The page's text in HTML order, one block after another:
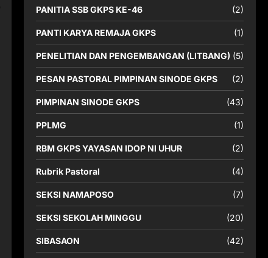
PANITIA SSB GKPS KE-46 (2)
PANTI KARYA REMAJA GKPS (1)
PENELITIAN DAN PENGEMBANGAN (LITBANG) (5)
PESAN PASTORAL PIMPINAN SINODE GKPS (2)
PIMPINAN SINODE GKPS (43)
PPLMG (1)
RBM GKPS YAYASAN IDOP NI UHUR (2)
Rubrik Pastoral (4)
SEKSI NAMAPOSO (7)
SEKSI SEKOLAH MINGGU (20)
SIBASAON (42)